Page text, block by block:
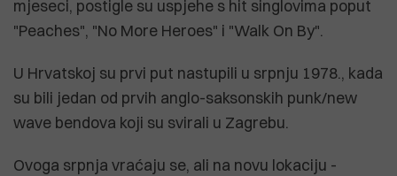
mjeseci, postigle su uspjehe s hit singlovima poput
"Peaches", "No More Heroes" i "Walk On By".
U Hrvatskoj su prvi put nastupili u srpnju 1978., kada
su bili jedan od prvih anglo-saksonskih punk/new
wave bendova koji su svirali u Zagrebu.
Ovoga srpnja vraćaju se, ali na novu lokaciju -